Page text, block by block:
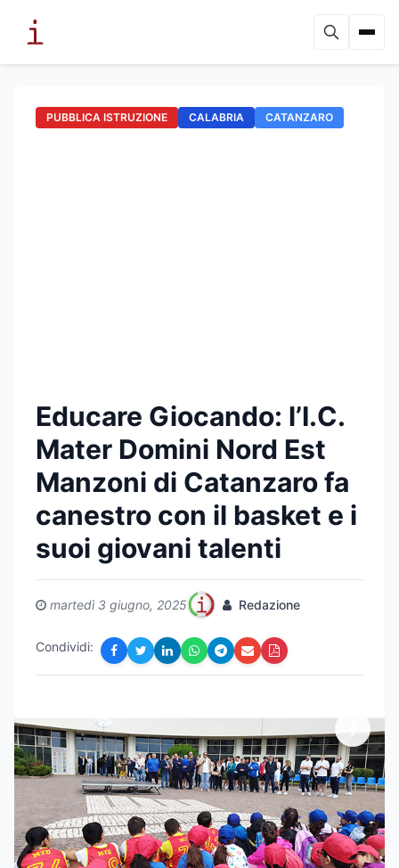
PUBBLICA ISTRUZIONE CALABRIA CATANZARO
Educare Giocando: l’I.C.
Mater Domini Nord Est
Manzoni di Catanzaro fa
canestro con il basket e i
suoi giovani talenti
martedì 3 giugno, 2025 Redazione
Condividi: